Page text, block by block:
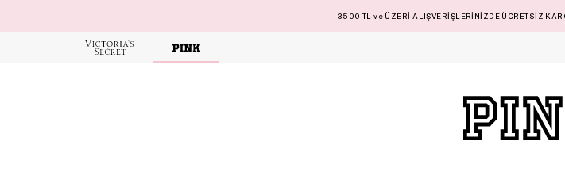
3500 TL ve ÜZERİ ALIŞVERİŞLERİNİZDE ÜCRETSİZ
Victoria's